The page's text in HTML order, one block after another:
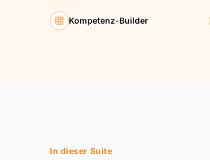
Kompetenz-Builder
In dieser Suite